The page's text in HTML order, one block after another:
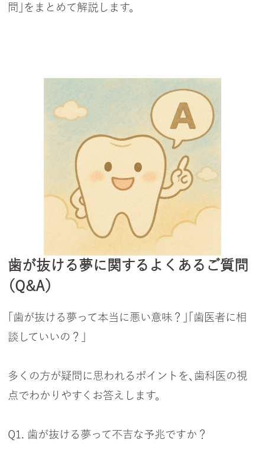
問」をまとめて解説します。
歯が抜ける夢に関するよくあるご質問
（Q&A）
「歯が抜ける夢って本当に悪い意味？」「歯医者に相
談していいの？」
多くの方が疑問に思われるポイントを、歯科医の視
点でわかりやすくお答えします。
Q1. 歯が抜ける夢って不吉な予兆ですか？